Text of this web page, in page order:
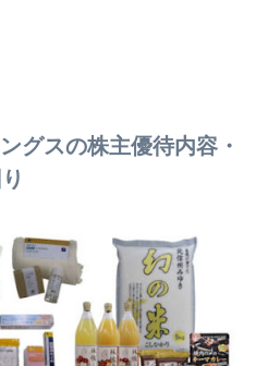
グスの株主優待内容・